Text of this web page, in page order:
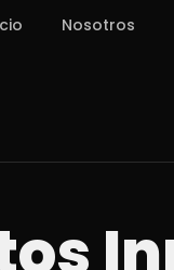
Nosotros